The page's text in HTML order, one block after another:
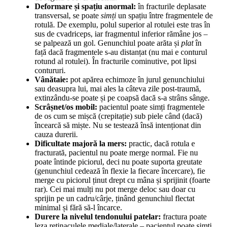
Deformare și spațiu anormal: în fracturile deplasate
transversal, se poate simți un spațiu între fragmentele de
rotulă. De exemplu, polul superior al rotulei este tras în
sus de cvadriceps, iar fragmentul inferior rămâne jos –
se palpează un gol. Genunchiul poate arăta și platîn
față dacă fragmentele s-au distanțat (nu mai e conturul
rotund al rotulei). În fracturile cominutive, pot lipsi
contururi.
Vânătaie: pot apărea echimoze în jurul genunchiului
sau deasupra lui, mai ales la câteva zile post-traumă,
extinzându-se poate și pe coapsă dacă s-a strâns sânge.
Scrâșnet/os mobil: pacientul poate simți fragmentele
de os cum se mișcă (crepitație) sub piele când (dacă)
încearcă să miște. Nu se testează însă intenționat din
cauza durerii.
Dificultate majoră la mers: practic, dacă rotula e
fracturată, pacientul nu poate merge normal. Fie nu
poate întinde piciorul, deci nu poate suporta greutate
(genunchiul cedează în flexie la fiecare încercare), fie
merge cu piciorul ținut drept cu mâna și sprijinit (foarte
rar). Cei mai mulți nu pot merge deloc sau doar cu
sprijin pe un cadru/cârje, ținând genunchiul flectat
minimal și fără să-l încarce.
Durere la nivelul tendonului patelar: fractura poate